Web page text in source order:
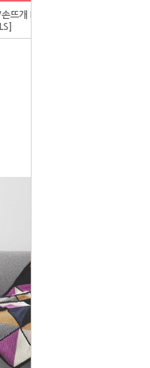
뜨개 DIY KIT/손뜨개 블랭